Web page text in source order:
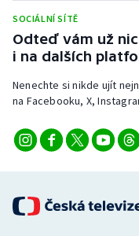
Stolní tenis
Triatlon
Veslování
Vodní slalom
Volejbal
Ostatní
SOCIÁLNÍ SÍTĚ
Odteď vám už
i na dalších
Nenechte si nikde ujít
na Facebooku, X,